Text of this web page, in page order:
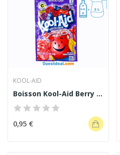
KOOL-AID
Boisson Kool-Aid Berry Cherry cerise et baies...
0,95 €